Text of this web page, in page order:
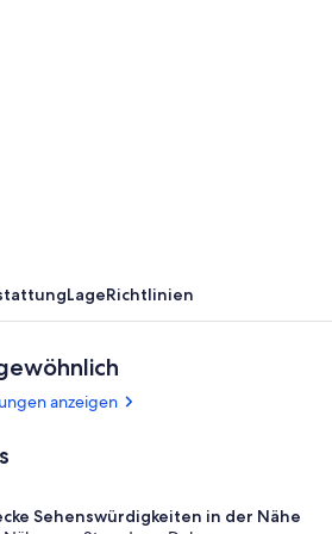
LageRichtlinien
anzeigen
Sehenswürdigkeiten in der Nähe